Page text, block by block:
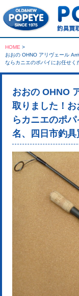
HOME >
おおの OHNO アリヴェール
ならカニエのポパイにお任せく
おおの OHNO
取りました！
らカニエのポ
名、四日市釣具